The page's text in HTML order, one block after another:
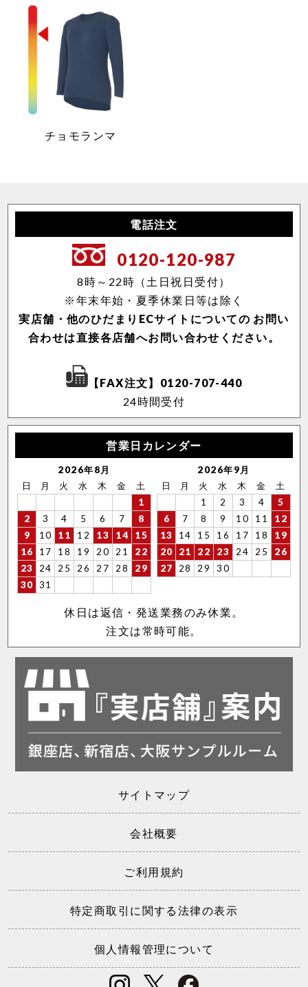
チョモランマ
電話注文
0120-120-987
8時～22時（土日祝日受付）
※年末年始・夏季休業日等は除く
実店舗・他のひだまりECサイトについての お問い
合わせは直接各店舗へお問い合わせください。
【FAX注文】0120-707-440
24時間受付
営業日カレンダー
2026年8月
日
月 火 水 木 金
土
1
2
3 4 5 6 7
8
9
10 11 12 13 14
15
16
17 18 19 20 21
22
23
24 25 26 27 28
29
30
31
2026年9月
日
月 火 水 木 金
土
1
2 3 4
5
6
7 8 9 10 11
12
13
14 15 16 17 18
19
20
21 22 23 24 25
26
27
28 29 30
休日は返信・発送業務のみ休業。
注文は常時可能。
サイトマップ
会社概要
ご利用規約
特定商取引に関する法律の表示
個人情報管理について